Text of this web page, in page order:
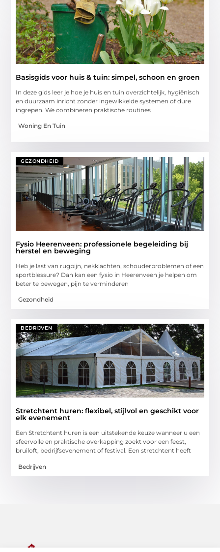
Basisgids voor huis & tuin: simpel, schoon en groen
In deze gids leer je hoe je huis en tuin overzichtelijk, hygiënisch
en duurzaam inricht zonder ingewikkelde systemen of dure
ingrepen. We combineren praktische routines
Woning En Tuin
GEZONDHEID
Fysio Heerenveen: professionele begeleiding bij
herstel en beweging
Heb je last van rugpijn, nekklachten, schouderproblemen of een
sportblessure? Dan kan een fysio in Heerenveen je helpen om
beter te bewegen, pijn te verminderen
Gezondheid
BEDRIJVEN
Stretchtent huren: flexibel, stijlvol en geschikt voor
elk evenement
Een Stretchtent huren is een uitstekende keuze wanneer u een
sfeervolle en praktische overkapping zoekt voor een feest,
bruiloft, bedrijfsevenement of festival. Een stretchtent heeft
Bedrijven